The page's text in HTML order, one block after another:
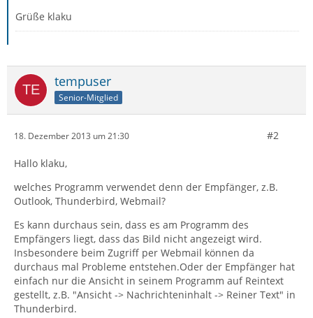
Grüße klaku
tempuser
Senior-Mitglied
18. Dezember 2013 um 21:30 #2
Hallo klaku,
welches Programm verwendet denn der Empfänger, z.B.
Outlook, Thunderbird, Webmail?
Es kann durchaus sein, dass es am Programm des
Empfängers liegt, dass das Bild nicht angezeigt wird.
Insbesondere beim Zugriff per Webmail können da
durchaus mal Probleme entstehen.Oder der Empfänger hat
einfach nur die Ansicht in seinem Programm auf Reintext
gestellt, z.B. "Ansicht -> Nachrichteninhalt -> Reiner Text" in
Thunderbird.